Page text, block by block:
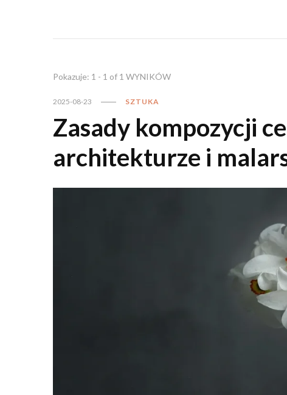
Pokazuje: 1 - 1 of 1 WYNIKÓW
2025-08-23 SZTUKA
Zasady kompozycji
architekturze i